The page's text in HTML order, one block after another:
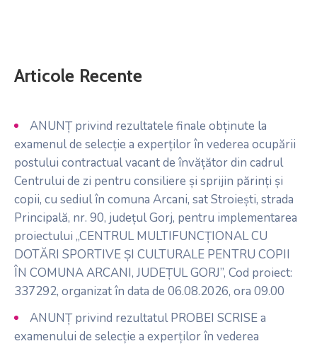
Articole Recente
ANUNȚ privind rezultatele finale obținute la
examenul de selecție a experților în vederea ocupării
postului contractual vacant de învățător din cadrul
Centrului de zi pentru consiliere și sprijin părinți și
copii, cu sediul în comuna Arcani, sat Stroiești, strada
Principală, nr. 90, județul Gorj, pentru implementarea
proiectului „CENTRUL MULTIFUNCȚIONAL CU
DOTĂRI SPORTIVE ȘI CULTURALE PENTRU COPII
ÎN COMUNA ARCANI, JUDEȚUL GORJ”, Cod proiect:
337292, organizat în data de 06.08.2026, ora 09.00
ANUNȚ privind rezultatul PROBEI SCRISE a
examenului de selecție a experților în vederea